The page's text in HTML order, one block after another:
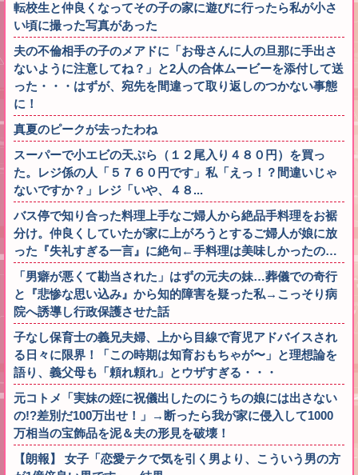
転校生と仲良くなってその子の家に遊びに行ったら私が小さ
い頃に撮った写真があった
夫の不倫相手の子のメアドに「お母さんに人の旦那に手出さ
ないように注意してね？」と2人の合体ムービーを添付して送
った・・・はずが、宛先を間違って取り返しのつかない事態
に！
真夏のピークが去ったわね
スーパーで小エビの天ぷら（１２尾入り４８０円）を買っ
た。レジ係の人「５７６０円です」私「えっ！？間違いじゃ
ないですか？」レジ「いや、４８...
バス停で知り合った料理上手なご婦人から絶品手料理をお裾
分け。仲良くしていたが家に上がろうとするご婦人が娘に放
った『失礼すぎる一言』に絶句←手料理は美味しかったの…
「男癖が悪くて勘当された」はずの元夫の妹…葬儀での奇行
と『悲惨な思い込み』から知的障害を疑った私→こっそり病
院へ誘導し行政保護させた話
子なし保育士の義兄夫婦、上から目線で育児アドバイスされ
る日々に限界！「この時期は知育おもちゃが〜」と理想論を
語り、義父母も「頼れ頼れ」とウザすぎる・・・
元コトメ「実妹の姪に祝儀出したのにうちの娘には出さない
の!?差別だ100万出せ！」→断ったら我が家に侵入して1000
万相当の宝飾品を泥＆夫の形見を破壊！
【朗報】 女子「恋愛テクで気を引く男より、こういう男の方